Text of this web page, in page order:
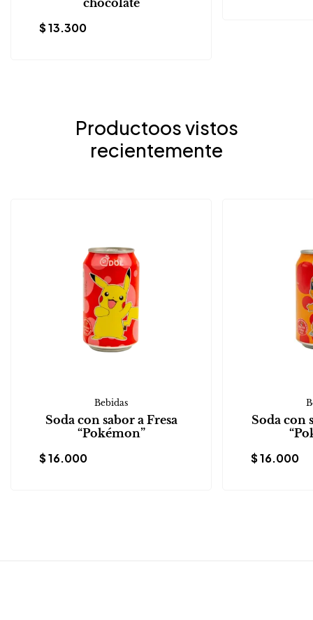
$13.300
Productoos vistos
recientemente
Bebidas
Soda con sabor a Fresa
“Pokémon”
$16.000
Soda con
$16.000